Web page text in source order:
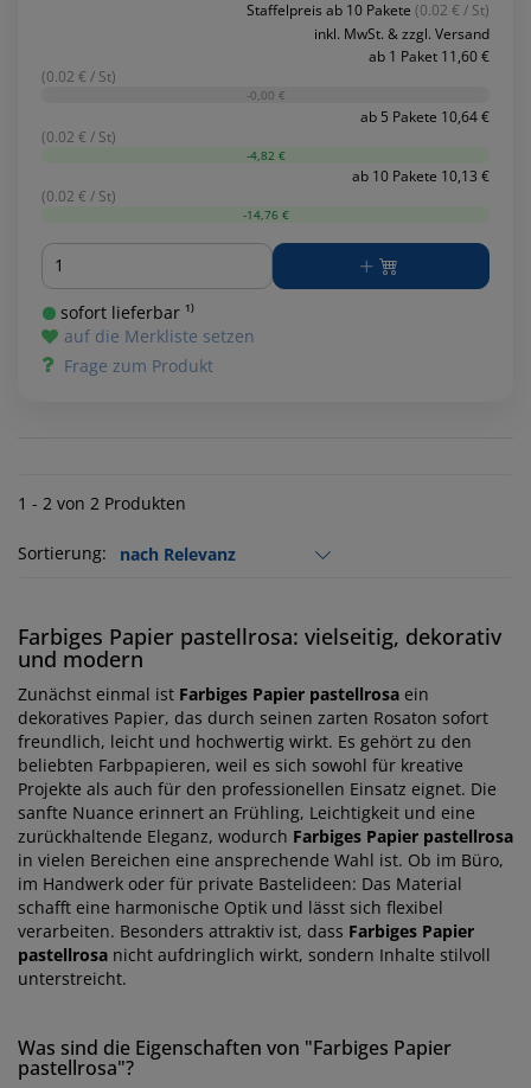
Staffelpreis ab 10 Pakete (0.02 € / St)
inkl. MwSt. & zzgl. Versand
ab 1 Paket 11,60 €
(0.02 € / St)
-0,00 €
ab 5 Pakete 10,64 €
(0.02 € / St)
-4,82 €
ab 10 Pakete 10,13 €
(0.02 € / St)
-14,76 €
Menge
sofort lieferbar ¹⁾
auf die Merkliste setzen
Frage zum Produkt
1 - 2 von 2 Produkten
Sortierung:
Farbiges Papier pastellrosa: vielseitig, dekorativ
und modern
Zunächst einmal ist Farbiges Papier pastellrosa ein
dekoratives Papier, das durch seinen zarten Rosaton sofort
freundlich, leicht und hochwertig wirkt. Es gehört zu den
beliebten Farbpapieren, weil es sich sowohl für kreative
Projekte als auch für den professionellen Einsatz eignet. Die
sanfte Nuance erinnert an Frühling, Leichtigkeit und eine
zurückhaltende Eleganz, wodurch Farbiges Papier pastellrosa
in vielen Bereichen eine ansprechende Wahl ist. Ob im Büro,
im Handwerk oder für private Bastelideen: Das Material
schafft eine harmonische Optik und lässt sich flexibel
verarbeiten. Besonders attraktiv ist, dass Farbiges Papier
pastellrosa nicht aufdringlich wirkt, sondern Inhalte stilvoll
unterstreicht.
Was sind die Eigenschaften von "Farbiges Papier
pastellrosa"?